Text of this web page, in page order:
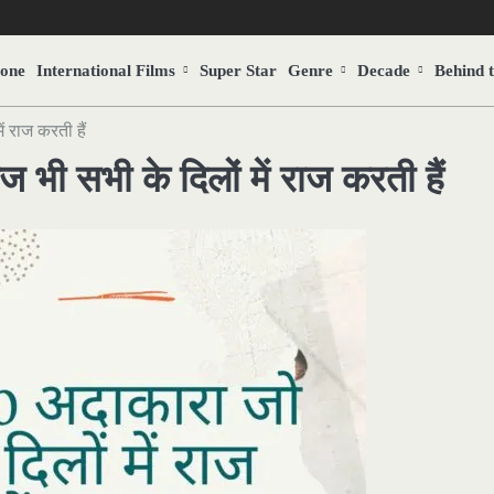
International Films Super Star Genre Decade Behind
राज करती हैं
भी सभी के दिलों में राज करती हैं